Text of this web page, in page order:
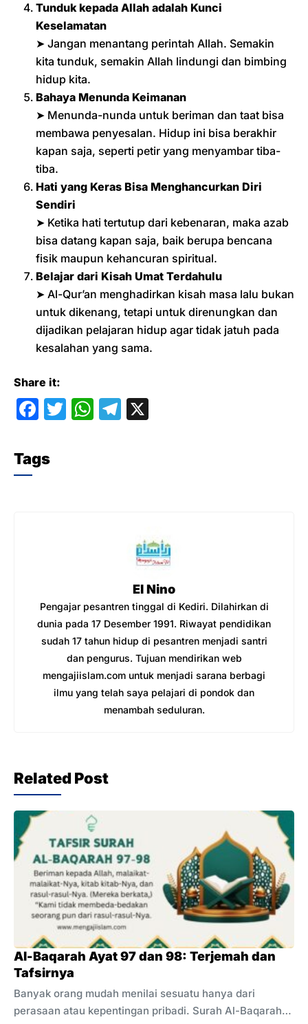
Tunduk kepada Allah adalah Kunci
Keselamatan
➤ Jangan menantang perintah Allah. Semakin
kita tunduk, semakin Allah lindungi dan bimbing
hidup kita.
Bahaya Menunda Keimanan
➤ Menunda-nunda untuk beriman dan taat bisa
membawa penyesalan. Hidup ini bisa berakhir
kapan saja, seperti petir yang menyambar tiba-
tiba.
Hati yang Keras Bisa Menghancurkan Diri
Sendiri
➤ Ketika hati tertutup dari kebenaran, maka azab
bisa datang kapan saja, baik berupa bencana
fisik maupun kehancuran spiritual.
Belajar dari Kisah Umat Terdahulu
➤ Al-Qur’an menghadirkan kisah masa lalu bukan
untuk dikenang, tetapi untuk direnungkan dan
dijadikan pelajaran hidup agar tidak jatuh pada
kesalahan yang sama.
Share it:
F
c
e
T
W T
Tags
El Nino
Pengajar pesantren tinggal di Kediri. Dilahirkan di
dunia pada 17 Desember 1991. Riwayat pendidikan
sudah 17 tahun hidup di pesantren menjadi santri
dan pengurus. Tujuan mendirikan web
mengajiislam.com untuk menjadi sarana berbagi
ilmu yang telah saya pelajari di pondok dan
menambah seduluran.
Related Post
Al-Baqarah Ayat 97 dan 98: Terjemah dan
Tafsirnya
Banyak orang mudah menilai sesuatu hanya dari
perasaan atau kepentingan pribadi. Surah Al-Baqarah